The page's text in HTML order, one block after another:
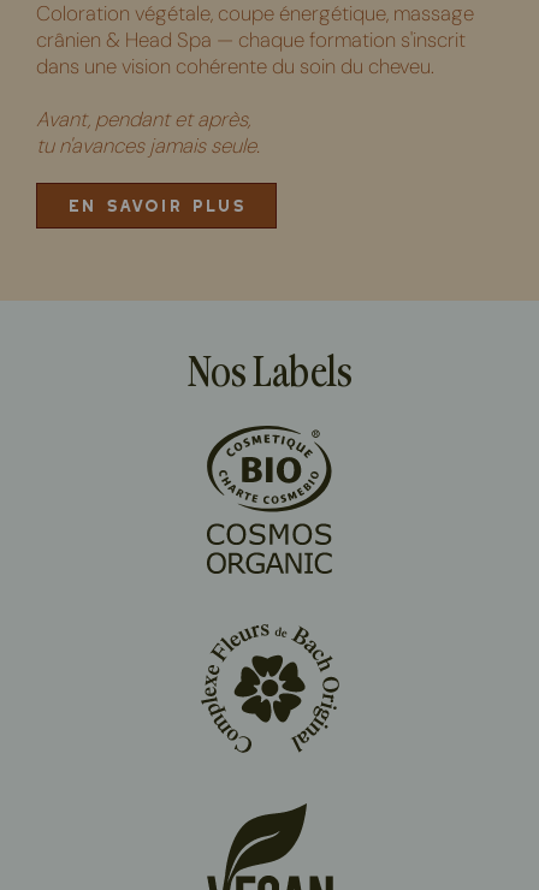
Coloration végétale, coupe énergétique, massage
crânien & Head Spa — chaque formation s'inscrit
dans une vision cohérente du soin du cheveu.
Avant, pendant et après,
tu n'avances jamais seule.
EN SAVOIR PLUS
Nos Labels